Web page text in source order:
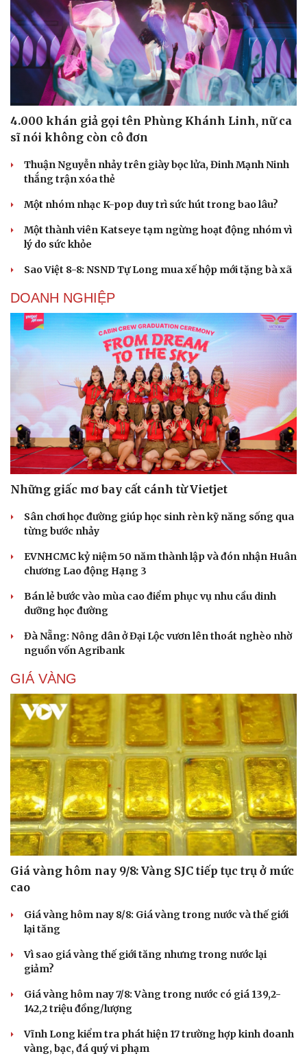
Du lịch
Tư vấn
Săn Tour
Câu chuyện thời sự
Kể chuyện cho bé
4.000 khán giả gọi tên Phùng Khánh Linh, nữ ca
sĩ nói không còn cô đơn
Thuận Nguyễn nhảy trên giày bọc lửa, Đinh Mạnh Ninh
thắng trận xóa thẻ
Một nhóm nhạc K-pop duy trì sức hút trong bao lâu?
Một thành viên Katseye tạm ngừng hoạt động nhóm vì
lý do sức khỏe
Sao Việt 8-8: NSND Tự Long mua xế hộp mới tặng bà xã
DOANH NGHIỆP
Những giấc mơ bay cất cánh từ Vietjet
Sân chơi học đường giúp học sinh rèn kỹ năng sống qua
từng bước nhảy
EVNHCMC kỷ niệm 50 năm thành lập và đón nhận Huân
chương Lao động Hạng 3
Bán lẻ bước vào mùa cao điểm phục vụ nhu cầu dinh
dưỡng học đường
Đà Nẵng: Nông dân ở Đại Lộc vươn lên thoát nghèo nhờ
nguồn vốn Agribank
GIÁ VÀNG
Giá vàng hôm nay 9/8: Vàng SJC tiếp tục trụ ở mức
cao
Giá vàng hôm nay 8/8: Giá vàng trong nước và thế giới
lại tăng
Vì sao giá vàng thế giới tăng nhưng trong nước lại
giảm?
Giá vàng hôm nay 7/8: Vàng trong nước có giá 139,2-
142,2 triệu đồng/lượng
Vĩnh Long kiểm tra phát hiện 17 trường hợp kinh doanh
vàng, bạc, đá quý vi phạm